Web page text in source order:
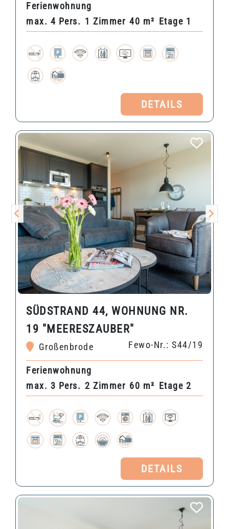
Ferienwohnung
max. 4 Pers. 1 Zimmer 40 m² Etage 1
DETAILS
SÜDSTRAND 44, WOHNUNG NR.
19 "MEERESZAUBER"
Großenbrode Fewo-Nr.: S44/19
Ferienwohnung
max. 3 Pers. 2 Zimmer 60 m² Etage 2
DETAILS